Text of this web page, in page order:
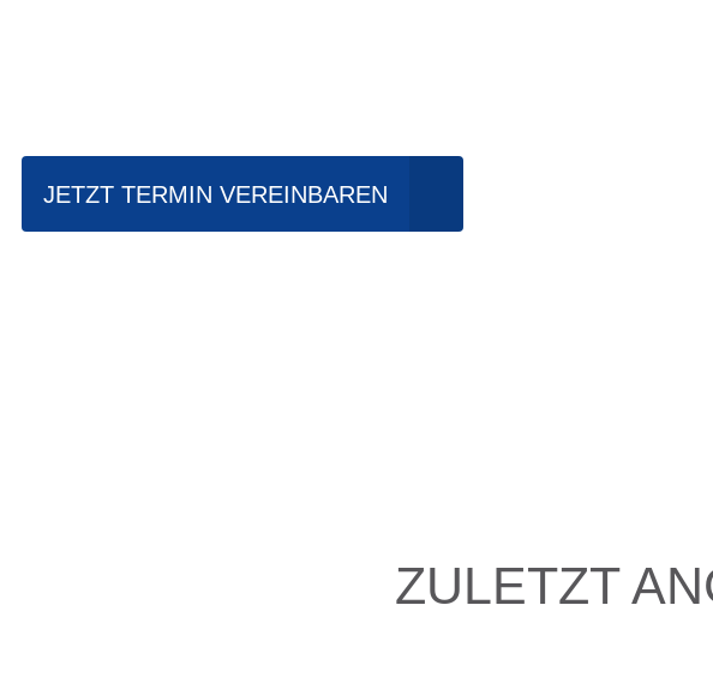
JETZT TERMIN VEREINBAREN
ZULETZT